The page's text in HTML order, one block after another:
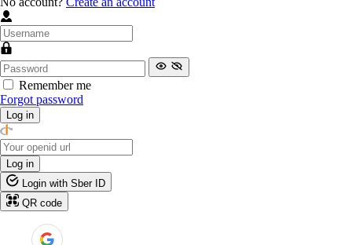
Remember me
Forgot password
Log in
Log in
Login with Sber ID
QR code